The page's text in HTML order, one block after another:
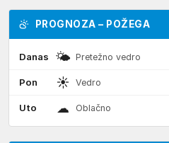
PROGNOZA – POŽEGA
Danas 🌤 Pretežno vedro
Pon ☀ Vedro
Uto ☁ Oblačno